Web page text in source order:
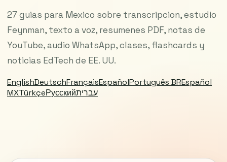
27 guias para Mexico sobre transcripcion, estudio
Feynman, texto a voz, resumenes PDF, notas de
YouTube, audio WhatsApp, clases, flashcards y
noticias EdTech de EE. UU.
EnglishDeutschFrançaisEspañolPortuguês BREspañol
MXTürkçeРусскийעברית